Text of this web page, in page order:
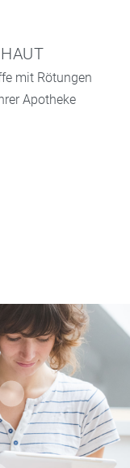
mit Rötungen
Apotheke